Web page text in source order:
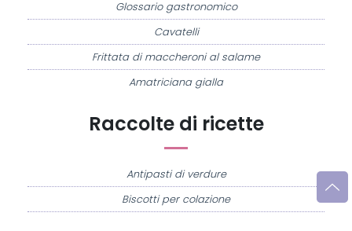
Raccolte di ricette
Antipasti di verdure
Biscotti per colazione
Glossario gastronomico
Cavatelli
Frittata di maccheroni al salame
Amatriciana gialla